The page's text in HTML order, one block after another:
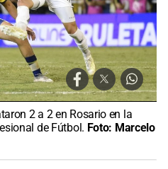
2 a 2 en Rosario en la
de Fútbol. Foto: Marcelo